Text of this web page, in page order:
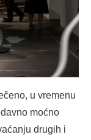
u vremenu
moćno
drugih i